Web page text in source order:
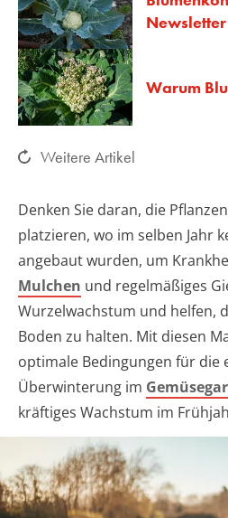
Newsletter
Warum
Weitere Artikel
Denken Sie daran, die
platzieren, wo im selben Jahr
angebaut wurden, um
Mulchen und regelmäßiges
Wurzelwachstum und helfen,
Boden zu halten. Mit diesen
optimale Bedingungen für die
Überwinterung im
kräftiges Wachstum im